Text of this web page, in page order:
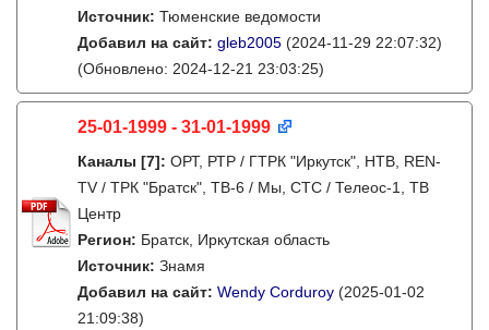
Источник: Тюменские ведомости
Добавил на сайт: gleb2005 (2024-11-29 22:07:32)
(Обновлено: 2024-12-21 23:03:25)
25-01-1999 - 31-01-1999
Каналы [7]: ОРТ, РТР / ГТРК "Иркутск", НТВ, REN-
TV / ТРК "Братск", ТВ-6 / Мы, СТС / Телеос-1, ТВ
Центр
Регион: Братск, Иркутская область
Источник: Знамя
Добавил на сайт: Wendy Corduroy (2025-01-02
21:09:38)